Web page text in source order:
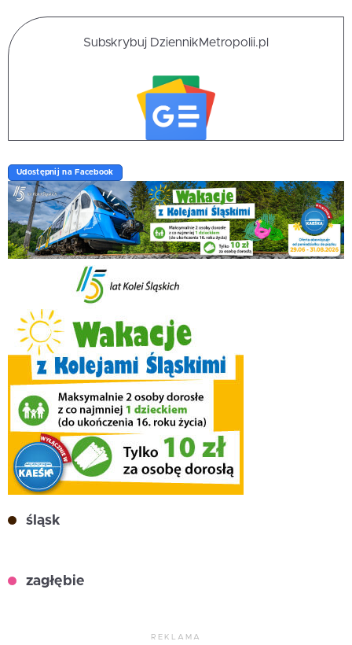
Subskrybuj DziennikMetropolii.pl
Udostępnij na Facebook
śląsk
zagłębie
REKLAMA